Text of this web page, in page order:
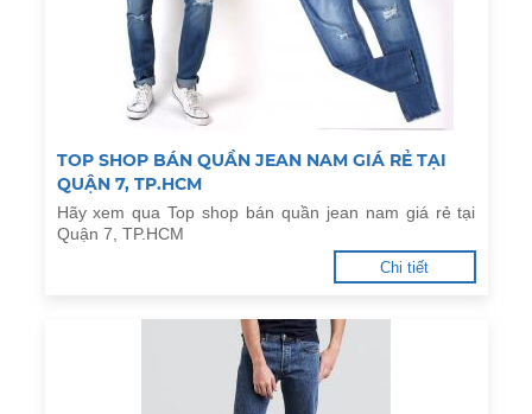
TOP SHOP BÁN QUẦN JEAN NAM GIÁ RẺ TẠI
QUẬN 7, TP.HCM
Hãy xem qua Top shop bán quần jean nam giá rẻ tại
Quận 7, TP.HCM
Chi tiết